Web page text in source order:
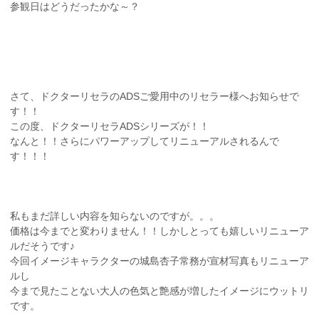
参観日はどうだったかな～？
さて、ドクターリセラのADSご愛用中のリセラー様へお知らせで
す！！
この度、ドクターリセラADSシリーズが！！
なんと！！さらにパワーアップしてリニューアルされるんで
す！！！
私もまだ詳しい内容を知らないのですが。。。
価格は今までと変わりません！！しかしとっても嬉しいリニューア
ルだそうです♪
今回イメージキャラクターの城島杏子常務が宣材写真もリニューア
ルし
今まで見たことない大人の色気と艶感が増したイメージにウットリ
です。